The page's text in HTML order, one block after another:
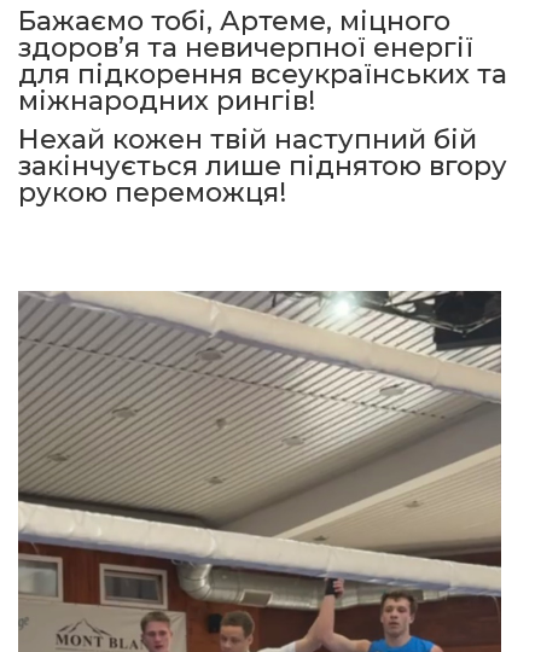
Бажаємо тобі, Артеме, міцного
здоров’я та невичерпної енергії
для підкорення всеукраїнських та
міжнародних рингів!
Нехай кожен твій наступний бій
закінчується лише піднятою вгору
рукою переможця!